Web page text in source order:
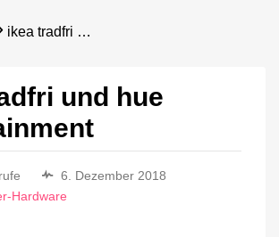
ikea tradfri und hue entertainment
und hue
6. Dezember 2018
Hardware